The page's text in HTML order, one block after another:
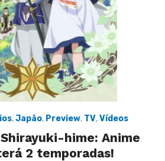
,Japão, Preview, TV,Vídeos
hime: Anime
2 temporadas!